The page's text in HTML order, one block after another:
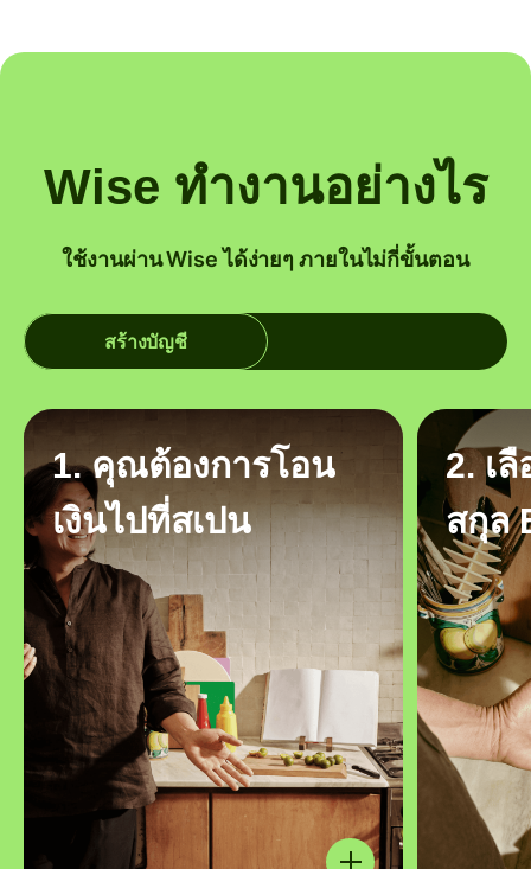
Wise ทำงานอย่างไร
ใช้งานผ่าน Wise ได้ง่ายๆ ภายในไม่กี่ขั้นตอน
สร้างบัญชี
1. คุณต้องการโอน
เงินไปที่สเปน
2. เ
สกุล